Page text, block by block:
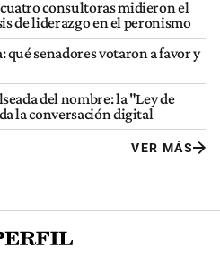
consultoras midieron el
de liderazgo en el peronismo
qué senadores votaron a favor y
del nombre: la "Ley de
la conversación digital
VER MÁS